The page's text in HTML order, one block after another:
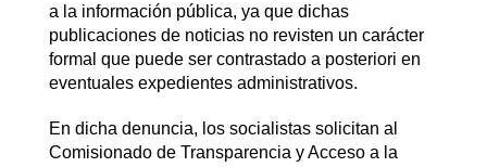
a la información pública, ya que dichas
publicaciones de noticias no revisten un carácter
formal que puede ser contrastado a posteriori en
eventuales expedientes administrativos.
En dicha denuncia, los socialistas solicitan al
Comisionado de Transparencia y Acceso a la